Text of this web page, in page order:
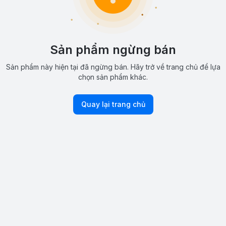
Sản phẩm ngừng bán
Sản phẩm này hiện tại đã ngừng bán. Hãy trở về trang chủ để lựa
chọn sản phẩm khác.
Quay lại trang chủ